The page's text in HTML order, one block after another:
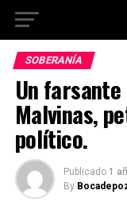
SOBERANÍA
Un
Malvinas,
político.
Publicado 1
By